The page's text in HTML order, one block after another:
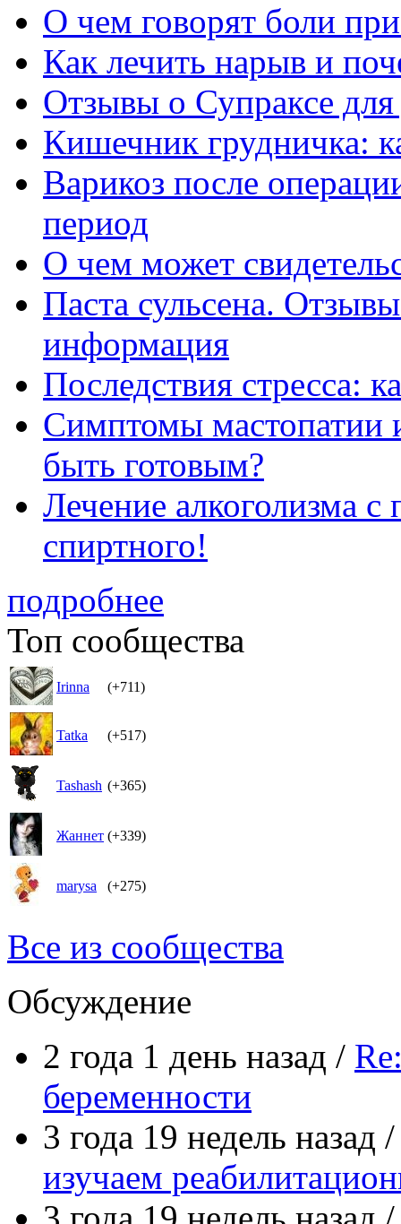
О чем говорят боли
Как лечить нарыв и
Отзывы о Супраксе для
Кишечник грудничка:
Варикоз после
период
О чем может
Паста сульсена.
информация
Последствия стресса:
Симптомы мастопатии
быть готовым?
Лечение алкоголизма
спиртного!
подробнее
Топ сообщества
Irinna (+711)
Tatka (+517)
Tashash (+365)
Жаннет (+339)
marysa (+275)
Все из сообщества
Обсуждение
2 года 1 день назад /
беременности
3 года 19 недель назад
изучаем